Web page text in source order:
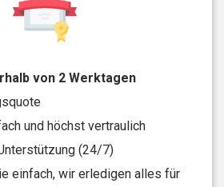
von 2 Werktagen
und höchst vertraulich
(24/7)
einfach, wir erledigen alles für